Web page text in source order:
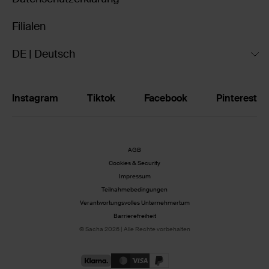
Filialen
DE | Deutsch
Instagram Tiktok Facebook Pinterest
AGB
Cookies & Security
Impressum
Teilnahmebedingungen
Verantwortungsvolles Unternehmertum
Barrierefreiheit
© Sacha 2026 | Alle Rechte vorbehalten